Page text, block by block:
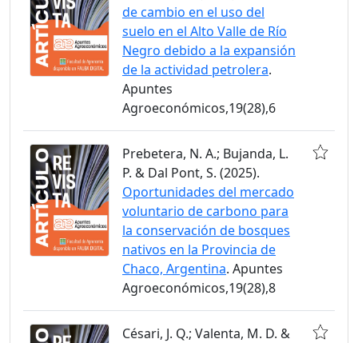
de cambio en el uso del
suelo en el Alto Valle de Río
Negro debido a la expansión
de la actividad petrolera.
Apuntes
Agroeconómicos,19(28),6
Prebetera, N. A.; Bujanda, L.
P. & Dal Pont, S. (2025).
Oportunidades del mercado
voluntario de carbono para
la conservación de bosques
nativos en la Provincia de
Chaco, Argentina. Apuntes
Agroeconómicos,19(28),8
Césari, J. Q.; Valenta, M. D. &